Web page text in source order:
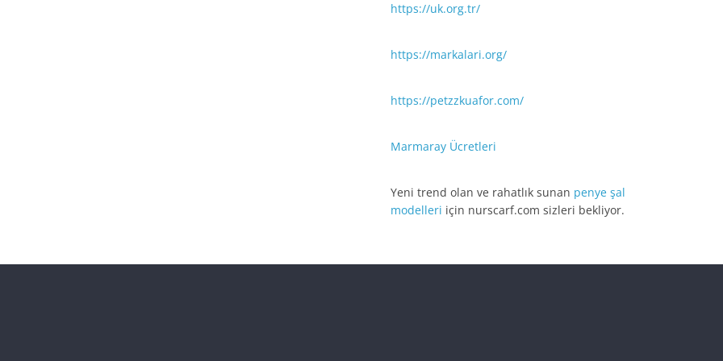
https://uk.org.tr/
https://markalari.org/
https://petzzkuafor.com/
Marmaray Ücretleri
Yeni trend olan ve rahatlık sunan penye şal
modelleri için nurscarf.com sizleri bekliyor.